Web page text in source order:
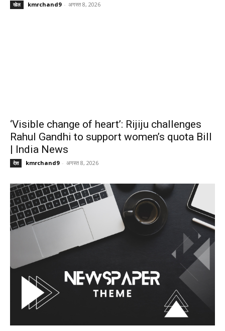
खेल kmrchand9 - अगस्त 8, 2026
‘Visible change of heart’: Rijiju challenges
Rahul Gandhi to support women’s quota Bill
| India News
देश kmrchand9 - अगस्त 8, 2026